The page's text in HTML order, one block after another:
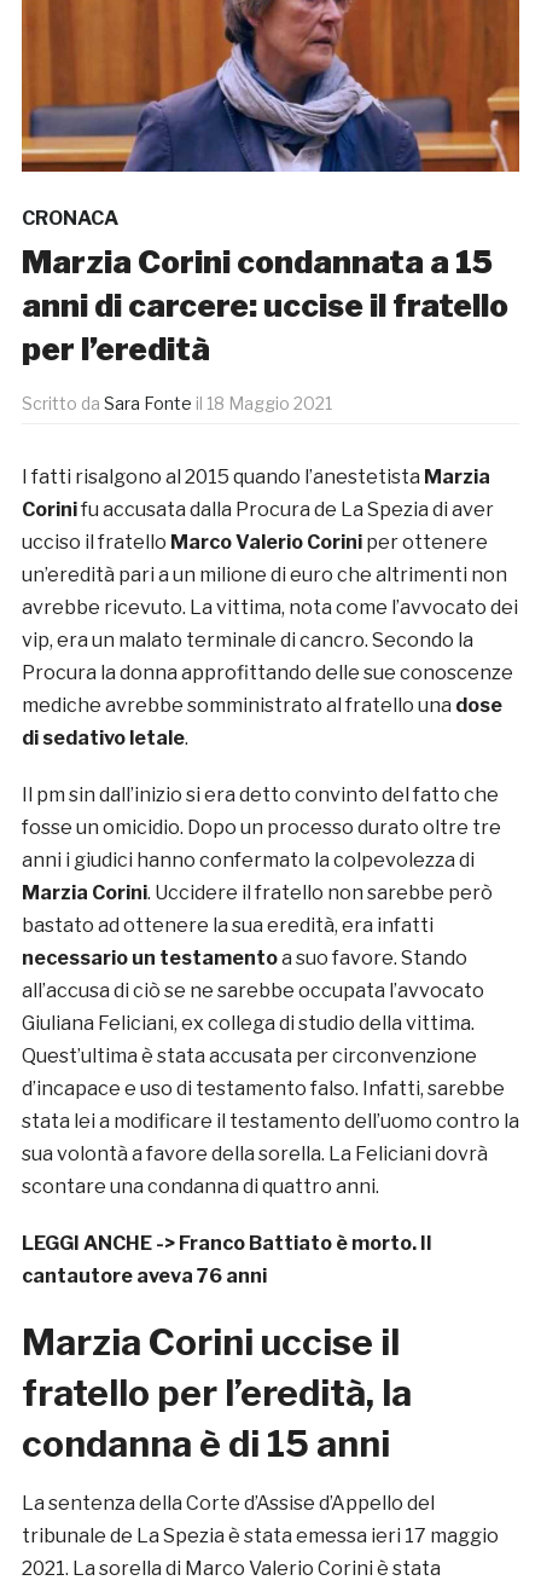
CRONACA
Marzia Corini condannata a 15
anni di carcere: uccise il fratello
per l’eredità
Scritto da Sara Fonte il 18 Maggio 2021
I fatti risalgono al 2015 quando l’anestetista Marzia
Corinifu accusata dalla Procura de La Spezia di aver
ucciso il fratello Marco Valerio Coriniper ottenere
un’eredità pari a un milione di euro che altrimenti non
avrebbe ricevuto. La vittima, nota come l’avvocato dei
vip, era un malato terminale di cancro. Secondo la
Procura la donna approfittando delle sue conoscenze
mediche avrebbe somministrato al fratello una dose
di sedativo letale.
Il pm sin dall’inizio si era detto convinto del fatto che
fosse un omicidio. Dopo un processo durato oltre tre
anni i giudici hanno confermato la colpevolezza di
Marzia Corini. Uccidere il fratello non sarebbe però
bastato ad ottenere la sua eredità, era infatti
necessario un testamentoa suo favore. Stando
all’accusa di ciò se ne sarebbe occupata l’avvocato
Giuliana Feliciani, ex collega di studio della vittima.
Quest’ultima è stata accusata per circonvenzione
d’incapace e uso di testamento falso. Infatti, sarebbe
stata lei a modificare il testamento dell’uomo contro la
sua volontà a favore della sorella. La Feliciani dovrà
scontare una condanna di quattro anni.
LEGGI ANCHE -> Franco Battiato è morto. Il
cantautore aveva 76 anni
Marzia Corini uccise il
fratello per l’eredità, la
condanna è di 15 anni
La sentenza della Corte d’Assise d’Appello del
tribunale de La Spezia è stata emessa ieri 17 maggio
2021. La sorella di Marco Valerio Corini è stata